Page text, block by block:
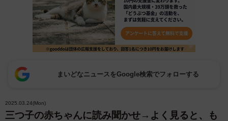
まいどなニュースをGoogle検索でフォローする
2025.03.24(Mon)
三つ子の赤ちゃんに読み聞かせ→よく見ると、も